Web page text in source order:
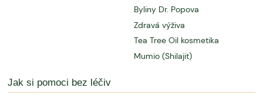
Byliny Dr. Popova
Zdravá výživa
Tea Tree Oil kosmetika
Mumio (Shilajit)
Jak si pomoci bez léčiv